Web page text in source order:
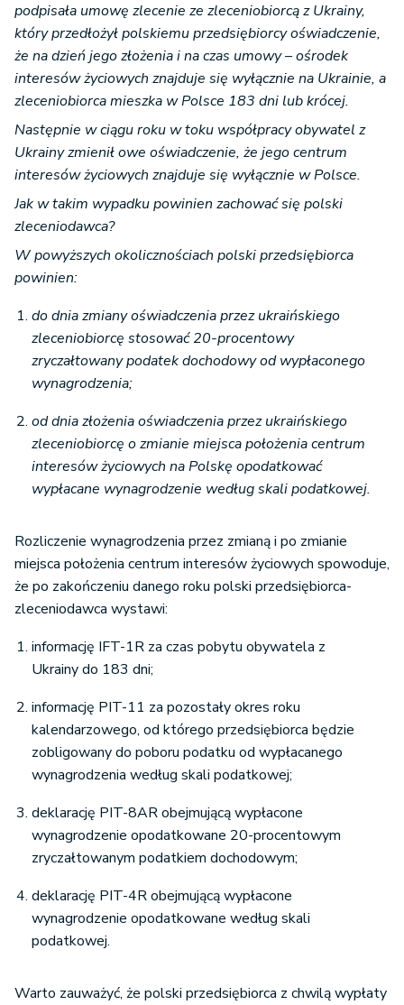
podpisała umowę zlecenie ze zleceniobiorcą z Ukrainy,
który przedłożył polskiemu przedsiębiorcy oświadczenie,
że na dzień jego złożenia i na czas umowy – ośrodek
interesów życiowych znajduje się wyłącznie na Ukrainie, a
zleceniobiorca mieszka w Polsce 183 dni lub krócej.
Następnie w ciągu roku w toku współpracy obywatel z
Ukrainy zmienił owe oświadczenie, że jego centrum
interesów życiowych znajduje się wyłącznie w Polsce.
Jak w takim wypadku powinien zachować się polski
zleceniodawca?
W powyższych okolicznościach polski przedsiębiorca
powinien:
do dnia zmiany oświadczenia przez ukraińskiego
zleceniobiorcę stosować 20-procentowy
zryczałtowany podatek dochodowy od wypłaconego
wynagrodzenia;
od dnia złożenia oświadczenia przez ukraińskiego
zleceniobiorcę o zmianie miejsca położenia centrum
interesów życiowych na Polskę opodatkować
wypłacane wynagrodzenie według skali podatkowej.
Rozliczenie wynagrodzenia przez zmianą i po zmianie
miejsca położenia centrum interesów życiowych spowoduje,
że po zakończeniu danego roku polski przedsiębiorca-
zleceniodawca wystawi:
informację IFT-1R za czas pobytu obywatela z
Ukrainy do 183 dni;
informację PIT-11 za pozostały okres roku
kalendarzowego, od którego przedsiębiorca będzie
zobligowany do poboru podatku od wypłacanego
wynagrodzenia według skali podatkowej;
deklarację PIT-8AR obejmującą wypłacone
wynagrodzenie opodatkowane 20-procentowym
zryczałtowanym podatkiem dochodowym;
deklarację PIT-4R obejmującą wypłacone
wynagrodzenie opodatkowane według skali
podatkowej.
Warto zauważyć, że polski przedsiębiorca z chwilą wypłaty